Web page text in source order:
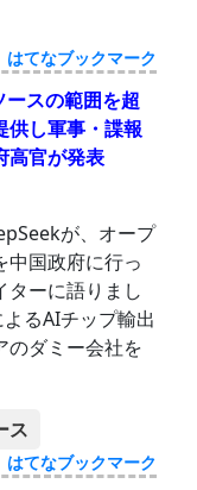
はてなブックマーク
スの範囲を超
供し軍事・諜報
高官が発表
が、オープ
中国政府に行っ
ターに語りまし
るAIチップ輸出
のダミー会社を
ス
はてなブックマーク